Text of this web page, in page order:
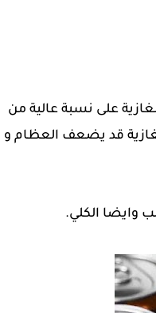
على نسبة عالية من
قد يضعف العظام و
وايضا الكلي.